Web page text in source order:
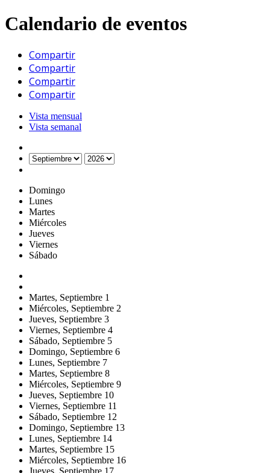
Calendario de eventos
Compartir
Compartir
Compartir
Compartir
Vista mensual
Vista semanal
Domingo
Lunes
Martes
Miércoles
Jueves
Viernes
Sábado
Martes, Septiembre 1
Miércoles, Septiembre 2
Jueves, Septiembre 3
Viernes, Septiembre 4
Sábado, Septiembre 5
Domingo, Septiembre 6
Lunes, Septiembre 7
Martes, Septiembre 8
Miércoles, Septiembre 9
Jueves, Septiembre 10
Viernes, Septiembre 11
Sábado, Septiembre 12
Domingo, Septiembre 13
Lunes, Septiembre 14
Martes, Septiembre 15
Miércoles, Septiembre 16
Jueves, Septiembre 17